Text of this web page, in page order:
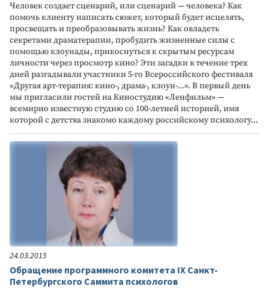
Человек создает сценарий, или сценарий — человека? Как
помочь клиенту написать сюжет, который будет исцелять,
просвещать и преобразовывать жизнь? Как овладеть
секретами драматерапии, пробудить жизненные силы с
помощью клоунады, прикоснуться к скрытым ресурсам
личности через просмотр кино? Эти загадки в течение трех
дней разгадывали участники 5-го Всероссийского фестиваля
«Другая арт-терапия: кино-, драма-, клоун-...». В первый день
мы пригласили гостей на Киностудию «Ленфильм» —
всемирно известную студию со 100-летней историей, имя
которой с детства знакомо каждому российскому психологу...
24.03.2015
Обращение программного комитета IX Санкт-
Петербургского Саммита психологов